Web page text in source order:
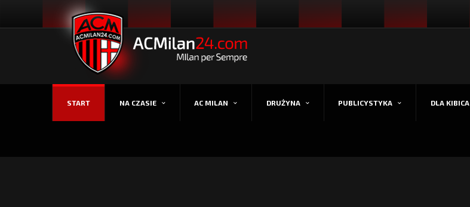
START NA CZASIE AC MILAN DRUŻYNA PUBLICYSTYKA DLA KIBICA